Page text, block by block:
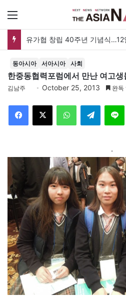
동아시아 서아시아 사회
한중동협력포럼에서 만난 여고생
김남주 October 25, 2013 완독
Telegram
·